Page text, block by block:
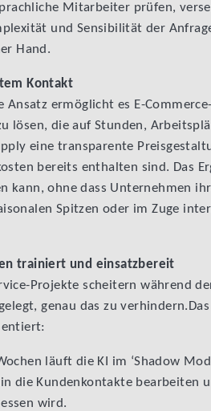
Mitarbeiter prüfen,
und Sensibilität der
Hand.
Kontakt
Ansatz ermöglicht es E-
lösen, die auf Stunden,
eine transparente
bereits enthalten sind. Das
kann, ohne dass Unternehmen
Spitzen oder im Zuge
trainiert und einsatzbereit
Projekte scheitern während
genau das zu
läuft die KI im ‘Shadow
die Kundenkontakte bearbeiten
wird.